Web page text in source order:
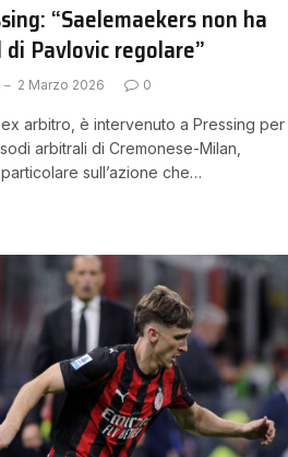
“Saelemaekers non ha
Pavlovic regolare”
2 Marzo 2026 0
arbitro, è intervenuto a Pressing per
arbitrali di Cremonese-Milan,
sull’azione che…